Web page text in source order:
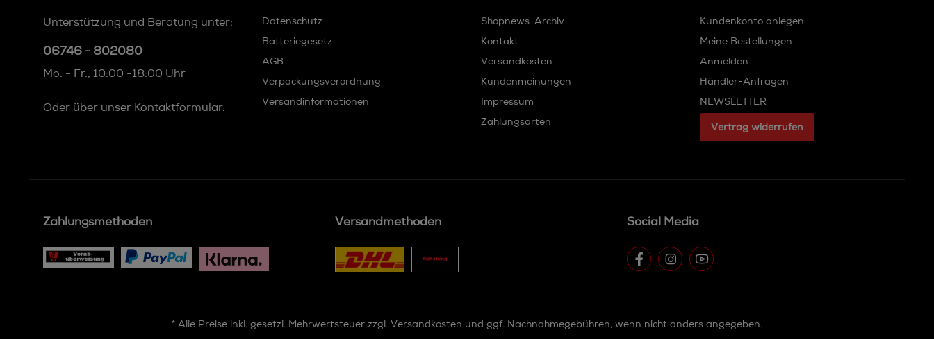
Unterstützung und Beratung unter:
06746 - 802080
Mo. - Fr., 10:00 -18:00 Uhr
Oder über unser Kontaktformular.
Datenschutz
Batteriegesetz
AGB
Verpackungsverordnung
Versandinformationen
Shopnews-Archiv
Kontakt
Versandkosten
Kundenmeinungen
Impressum
Zahlungsarten
Kundenkonto anlegen
Meine Bestellungen
Anmelden
Händler-Anfragen
NEWSLETTER
Vertrag widerrufen
Zahlungsmethoden Versandmethoden Social Media
* Alle Preise inkl. gesetzl. Mehrwertsteuer zzgl. Versandkosten und ggf. Nachnahmegebühren, wenn nicht anders angegeben.